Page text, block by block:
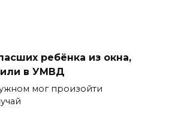
ребёнка из окна,
в УМВД
мог произойти